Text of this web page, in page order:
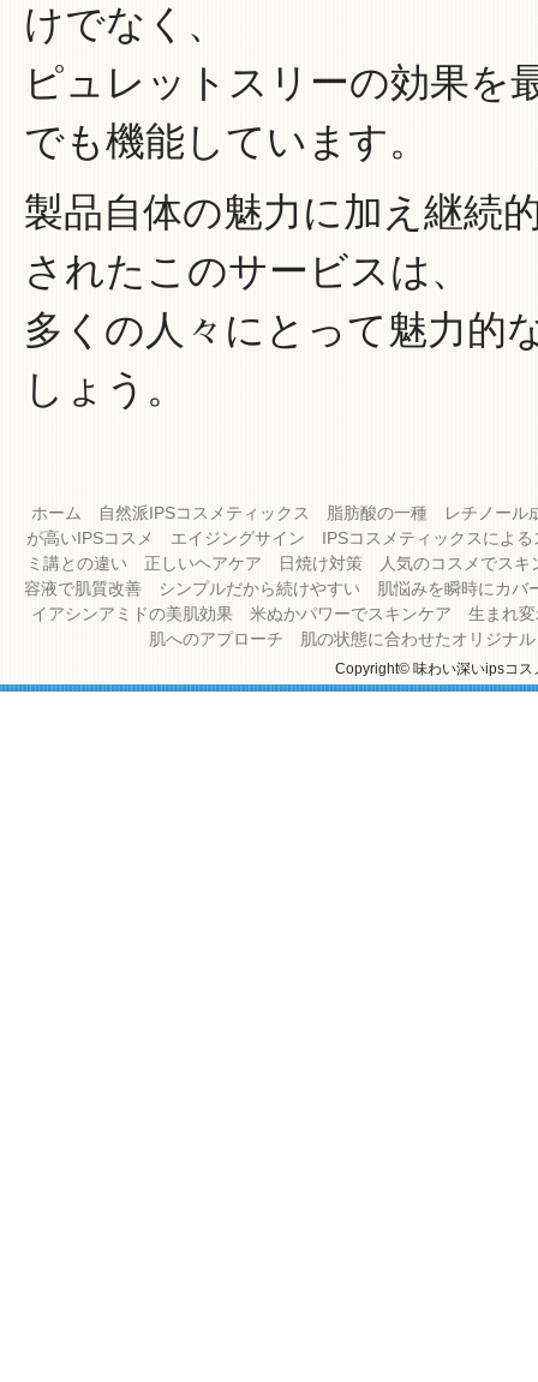
けでなく、
ピュレットスリーの効果を
でも機能しています。
製品自体の魅力に加え継続
されたこのサービスは、
多くの人々にとって魅力的
しょう。
ホーム 自然派IPSコスメティックス 脂肪酸の一種
レチノール
が高いIPSコスメ
エイジングサイン
IPSコスメティックスによ
ミ講との違い
正しいヘアケア 日焼け対策
人気のコスメでスキ
容液で肌質改善
シンプルだから続けやすい
肌悩みを瞬時にカバ
イアシンアミドの美肌効果
米ぬかパワーでスキンケア
生まれ
肌へのアプローチ
肌の状態に合わせたオリジナ
Copyright© 味わい深いipsコス